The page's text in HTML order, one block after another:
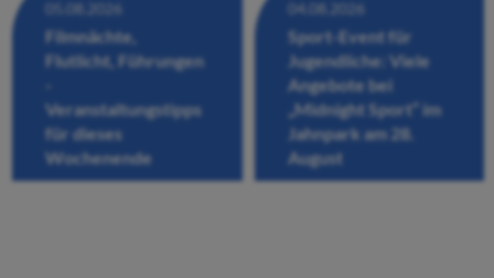
05.08.2026
Filmnächte,
Flutlicht, Führungen
Veranstaltungstipps
für dieses
Wochenende
04.08.2026
Sport-Event für
Jugendliche: Viele
Angebote bei
„Midnight Sport“ im
Jahnpark am 28.
August